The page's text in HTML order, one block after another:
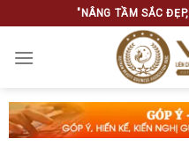
to
content
"NÂNG TẦM SẮC